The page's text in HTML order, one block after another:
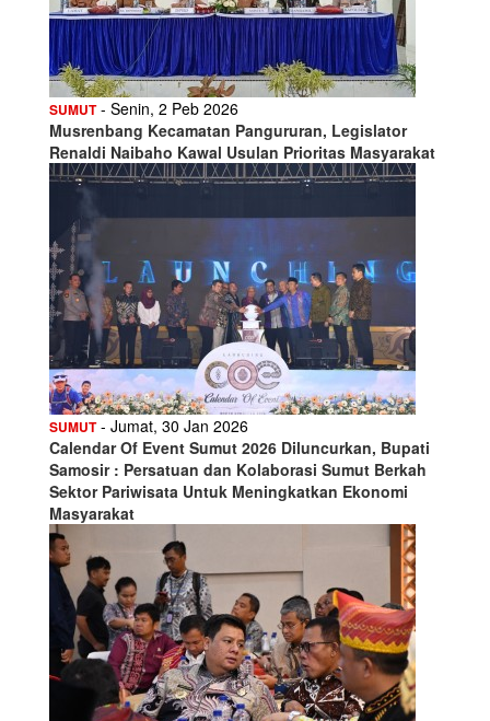
SUMUT- Senin, 2 Peb 2026
Musrenbang Kecamatan Pangururan, Legislator
Renaldi Naibaho Kawal Usulan Prioritas Masyarakat
SUMUT- Jumat, 30 Jan 2026
Calendar Of Event Sumut 2026 Diluncurkan, Bupati
Samosir : Persatuan dan Kolaborasi Sumut Berkah
Sektor Pariwisata Untuk Meningkatkan Ekonomi
Masyarakat